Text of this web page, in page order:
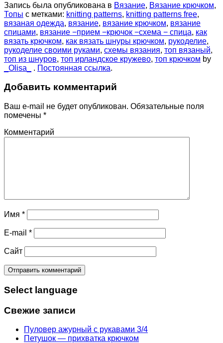
Запись была опубликована в Вязание, Вязание крючком,
Топы с метками: knitting patterns, knitting patterns free,
вязаная одежда, вязание, вязание крючком, вязание
спицами, вязание −прием −крючок −схема − спица, как
вязать крючком, как вязать шнуры крючком, рукоделие,
рукоделие своими руками, схемы вязания, топ вязаный,
топ из шнуров, топ ирландское кружево, топ крючком by
_Olisa_
. Постоянная ссылка.
Добавить комментарий
Ваш e-mail не будет опубликован. Обязательные поля
помечены *
Комментарий
Имя *
E-mail *
Сайт
Select language
Свежие записи
Пуловер ажурный с рукавами 3/4
Петушок — прихватка крючком